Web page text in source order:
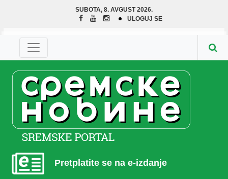
SUBOTA, 8. AVGUST 2026.
ULOGUJ SE
Pretplatite se na e-izdanje